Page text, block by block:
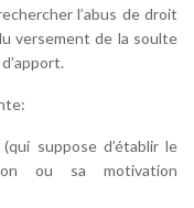
l’abus de droit
versement de la soulte
suppose d’établir le
ou sa motivation